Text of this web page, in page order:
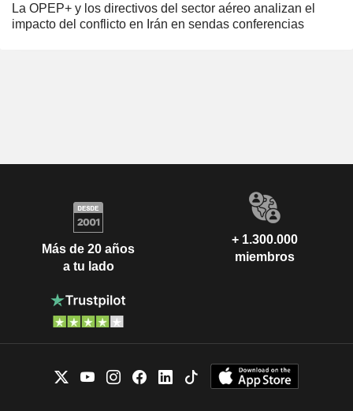
La OPEP+ y los directivos del sector aéreo analizan el
impacto del conflicto en Irán en sendas conferencias
Más de 20 años
a tu lado
+ 1.300.000
miembros